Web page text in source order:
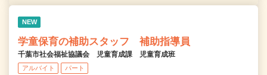
NEW
学童保育の補助スタッフ 補助指導員
千葉市社会福祉協議会 児童育成課 児童育成班
アルバイト パート